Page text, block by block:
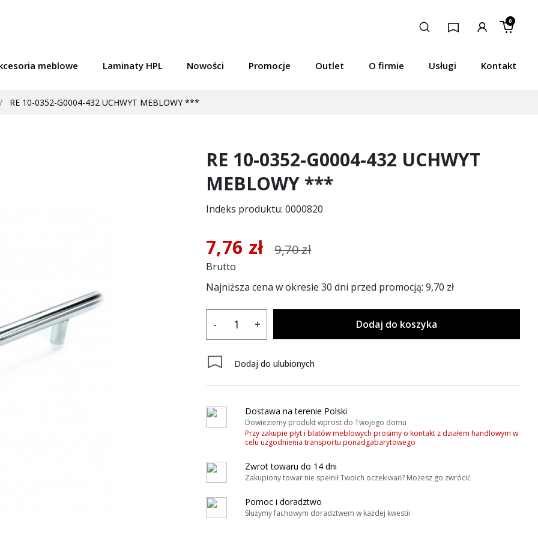
meblowe Laminaty HPL Nowości Promocje Outlet O firmie Usługi Kontakt
0
RE 10-0352-G0004-432 UCHWYT MEBLOWY ***
RE 10-0352-G0004-432 UCHWYT
MEBLOWY ***
Indeks produktu: 0000820
7,76 zł 9,70 zł
Brutto
Najniższa cena w okresie 30 dni przed promocją: 9,70 zł
- + Dodaj do koszyka
Dodaj do ulubionych
Dostawa na terenie Polski
Dowieziemy produkt wprost do Twojego domu
Przy zakupie płyt i blatów meblowych prosimy o kontakt z działem handlowym w
celu uzgodnienia transportu ponadgabarytowego
Zwrot towaru do 14 dni
Zakupiony towar nie spełnił Twoich oczekiwań? Możesz go zwrócić
Pomoc i doradztwo
Służymy fachowym doradztwem w każdej kwestii